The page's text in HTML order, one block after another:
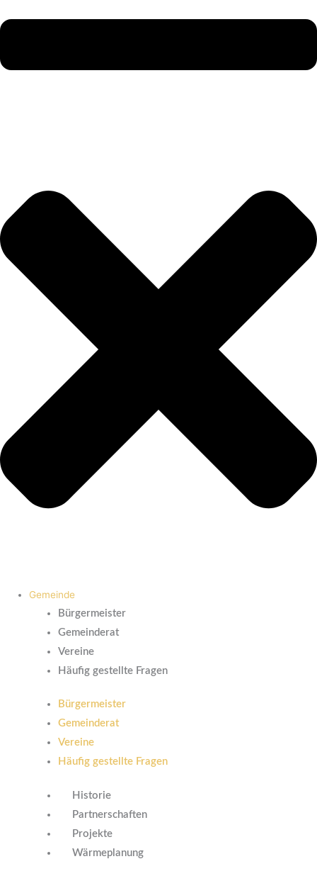
Gemeinde
Bürgermeister
Gemeinderat
Vereine
Häufig gestellte Fragen
Bürgermeister
Gemeinderat
Vereine
Häufig gestellte Fragen
Historie
Partnerschaften
Projekte
Wärmeplanung